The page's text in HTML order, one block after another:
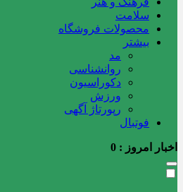
سلامت
محصولات فروشگاه
بیشتر
مد
روانشناسی
دکوراسیون
ورزش
رپورتاژ آگهی
فوتبال
اخبار امروز : 0